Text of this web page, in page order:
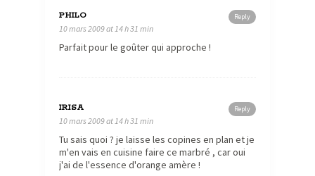
Reply
PHILO
10 mars 2009 at 14 h 31 min
Parfait pour le goûter qui approche !
Reply
IRISA
10 mars 2009 at 14 h 31 min
Tu sais quoi ? je laisse les copines en plan et je
m'en vais en cuisine faire ce marbré , car oui
j'ai de l'essence d'orange amère !